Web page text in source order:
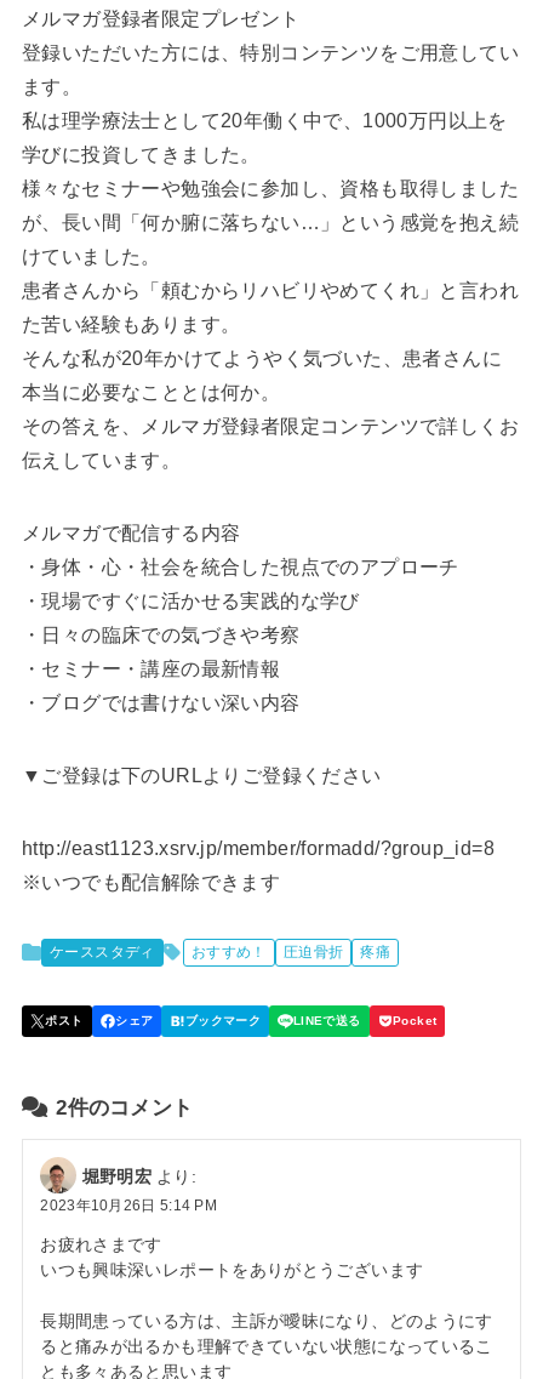
メルマガ登録者限定プレゼント
登録いただいた方には、特別コンテンツをご用意してい
ます。
私は理学療法士として20年働く中で、1000万円以上を
学びに投資してきました。
様々なセミナーや勉強会に参加し、資格も取得しました
が、長い間「何か腑に落ちない…」という感覚を抱え続
けていました。
患者さんから「頼むからリハビリやめてくれ」と言われ
た苦い経験もあります。
そんな私が20年かけてようやく気づいた、患者さんに
本当に必要なこととは何か。
その答えを、メルマガ登録者限定コンテンツで詳しくお
伝えしています。
メルマガで配信する内容
・身体・心・社会を統合した視点でのアプローチ
・現場ですぐに活かせる実践的な学び
・日々の臨床での気づきや考察
・セミナー・講座の最新情報
・ブログでは書けない深い内容
▼ご登録は下のURLよりご登録ください
http://east1123.xsrv.jp/member/formadd/?group_id=8
※いつでも配信解除できます
ケーススタディ おすすめ！ 圧迫骨折 疼痛
2件のコメント
堀野明宏 より:
2023年10月26日 5:14 PM
お疲れさまです
いつも興味深いレポートをありがとうございます
長期間患っている方は、主訴が曖昧になり、どのようにす
ると痛みが出るかも理解できていない状態になっているこ
とも多々あると思います